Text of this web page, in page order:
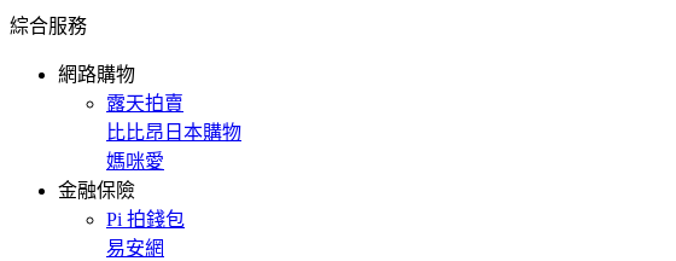
綜合服務
網路購物
露天拍賣
比比昂日本購物
媽咪愛
金融保險
Pi 拍錢包
易安網